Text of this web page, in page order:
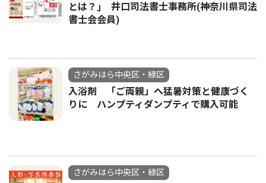
とは？｣ 井口司法書士事務所(神奈川県司法
書士会会員)
さがみはら中央区・緑区
入浴剤 「ご両親」へ猛暑対策と健康づく
りに ハンプティダンプティで購入可能
さがみはら中央区・緑区